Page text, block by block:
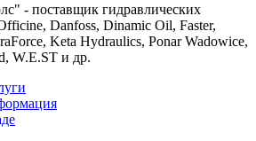
- поставщик гидравлических
Danfoss, Dinamic Oil, Faster,
Keta Hydraulics, Ponar Wadowice,
W.E.ST и др.